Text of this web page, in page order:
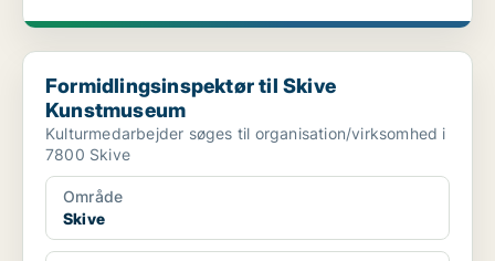
Formidlingsinspektør til Skive Kunstmuseum
Formidlingsinspektør til Skive
Kunstmuseum
Kulturmedarbejder søges til organisation/virksomhed i
7800 Skive
Område
Skive